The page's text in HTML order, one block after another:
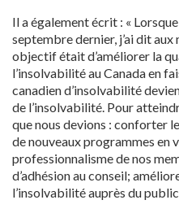
Il a également écrit : «
septembre dernier, j’ai dit
objectif était d’améliorer la
l’insolvabilité au Canada en
canadien d’insolvabilité
de l’insolvabilité. Pour
que nous devions : conforter
de nouveaux programmes en
professionnalisme de nos
d’adhésion au conseil;
l’insolvabilité auprès du